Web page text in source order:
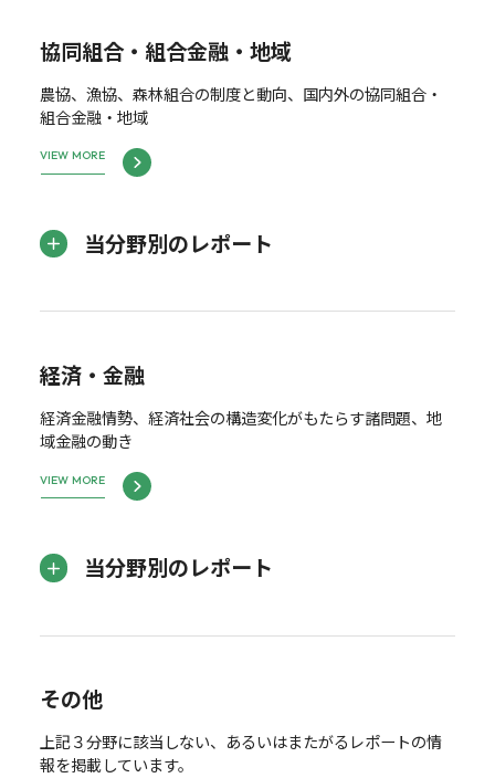
協同組合・組合金融・地域
農協、漁協、森林組合の制度と動向、国内外の協同組合・
組合金融・地域
VIEW MORE
当分野別のレポート
経済・金融
経済金融情勢、経済社会の構造変化がもたらす諸問題、地
域金融の動き
VIEW MORE
当分野別のレポート
その他
上記３分野に該当しない、あるいはまたがるレポートの情
報を掲載しています。